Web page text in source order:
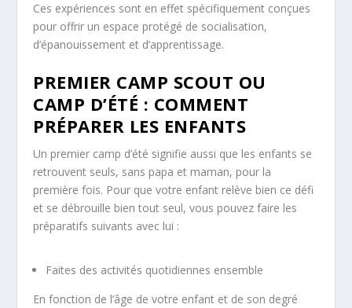
Ces expériences sont en effet spécifiquement conçues
pour offrir un espace protégé de socialisation,
d’épanouissement et d’apprentissage.
PREMIER CAMP SCOUT OU
CAMP D’ÉTÉ : COMMENT
PRÉPARER LES ENFANTS
Un premier camp d’été signifie aussi que les enfants se
retrouvent seuls, sans papa et maman, pour la
première fois. Pour que votre enfant relève bien ce défi
et se débrouille bien tout seul, vous pouvez faire les
préparatifs suivants avec lui :
Faites des activités quotidiennes ensemble
En fonction de l’âge de votre enfant et de son degré